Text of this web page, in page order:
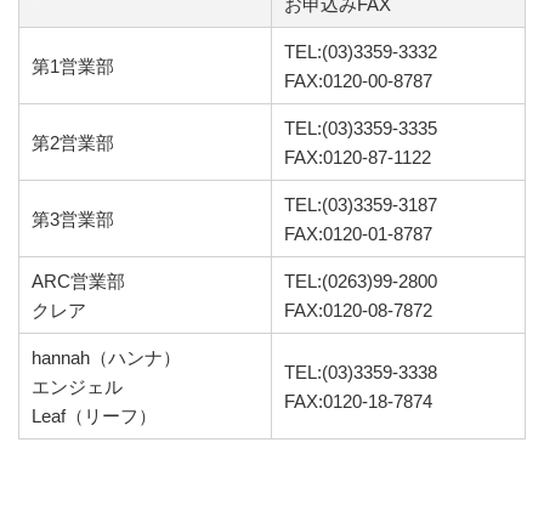
第1営業部
TEL:(03)3359-3332
FAX:0120-00-8787
第2営業部
TEL:(03)3359-3335
FAX:0120-87-1122
第3営業部
TEL:(03)3359-3187
FAX:0120-01-8787
ARC営業部
クレア
TEL:(0263)99-2800
FAX:0120-08-7872
hannah（ハンナ）
エンジェル
Leaf（リーフ）
TEL:(03)3359-3338
FAX:0120-18-7874